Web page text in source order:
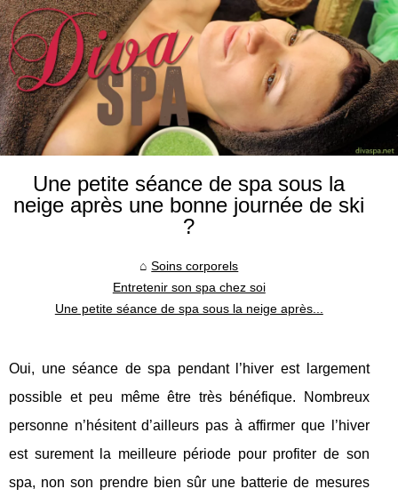
Une petite séance de spa sous la
neige après une bonne journée de ski
?
Soins corporels
Entretenir son spa chez soi
Une petite séance de spa sous la neige après...
Oui, une séance de spa pendant l’hiver est largement
possible et peu même être très bénéfique. Nombreux
personne n’hésitent d’ailleurs pas à affirmer que l’hiver
est surement la meilleure période pour profiter de son
spa, non son prendre bien sûr une batterie de mesures